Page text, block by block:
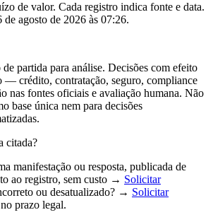
de valor. Cada registro indica fonte e data.
de agosto de 2026 às 07:26.
partida para análise. Decisões com efeito
— crédito, contratação, seguro, compliance
nas fontes oficiais e avaliação humana. Não
base única nem para decisões
citada?
manifestação ou resposta, publicada de
ao registro, sem custo → Solicitar
ou desatualizado? → Solicitar
prazo legal.